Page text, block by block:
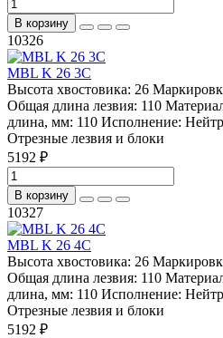
В корзину
10326
MBL K 26 3C
Высота хвостовика: 26
Общая длина лезвия: 110
длина, мм: 110 Исполнение:
Отрезные лезвия и блоки
5192 ₽
В корзину
10327
MBL K 26 4C
Высота хвостовика: 26
Общая длина лезвия: 110
длина, мм: 110 Исполнение:
Отрезные лезвия и блоки
5192 ₽